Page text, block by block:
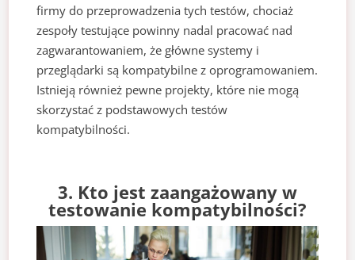
firmy do przeprowadzenia tych testów, chociaż
zespoły testujące powinny nadal pracować nad
zagwarantowaniem, że główne systemy i
przeglądarki są kompatybilne z oprogramowaniem.
Istnieją również pewne projekty, które nie mogą
skorzystać z podstawowych testów
kompatybilności.
3. Kto jest zaangażowany w
testowanie kompatybilności?